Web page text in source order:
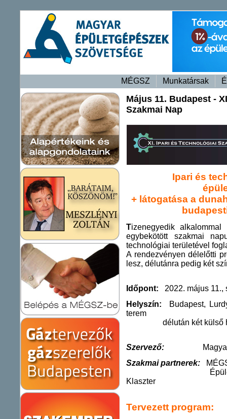
MÉGSZ Munkatársak
Május 11. Budapest -
Szakmai Nap
Ipari és
+ látogatása a
Tizenegyedik
egybekötött szakmai
technológiai területével
A rendezvényen délelőtti
lesz, délutánra pedig két
Időpont: 2022. május 11.,
Helyszín: Budapest,
terem
délután két külső
Szervező: Magyar
Szakmai partnerek:
Épületgépészeti
Klaszter
Tervezett program: